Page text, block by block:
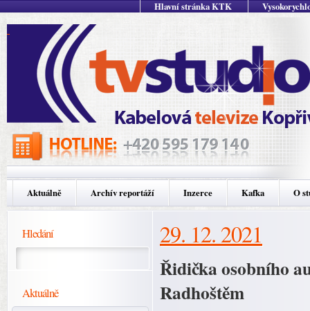
Hlavní stránka KTK
Aktuálně Archív reportáží Inzerce Kafka O
Hledání
Aktuálně
29. 12. 2021
Řidička osobního
Radhoštěm